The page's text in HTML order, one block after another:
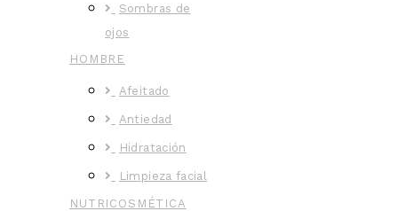
Sombras de
ojos
HOMBRE
Afeitado
Antiedad
Hidratación
Limpieza facial
NUTRICOSMÉTICA